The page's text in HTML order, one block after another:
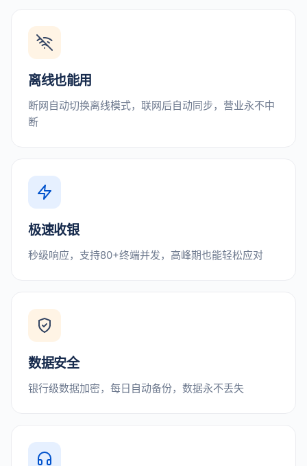
离线也能用
断网自动切换离线模式，联网后自动同步，营业永不中
断
极速收银
秒级响应，支持80+终端并发，高峰期也能轻松应对
数据安全
银行级数据加密，每日自动备份，数据永不丢失